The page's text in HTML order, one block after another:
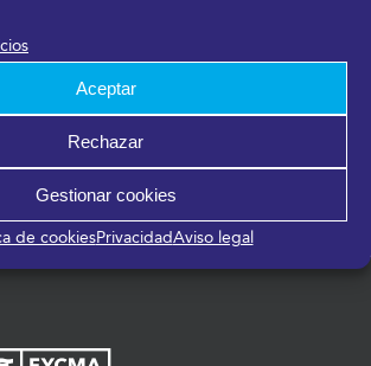
Aceptar
Rechazar
Gestionar cookies
de cookiesPrivacidadAviso legal